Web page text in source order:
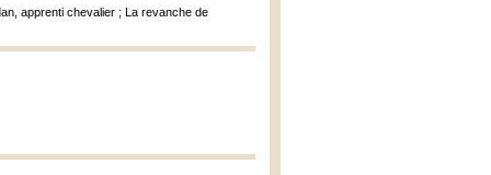
apprenti chevalier ; La revanche de